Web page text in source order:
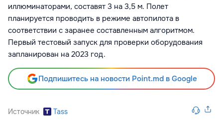
иллюминаторами, составят 3 на 3,5 м. Полет
планируется проводить в режиме автопилота в
соответствии с заранее составленным алгоритмом.
Первый тестовый запуск для проверки оборудования
запланирован на 2023 год.
Подпишитесь на новости Point.md в Google
Источник Tass